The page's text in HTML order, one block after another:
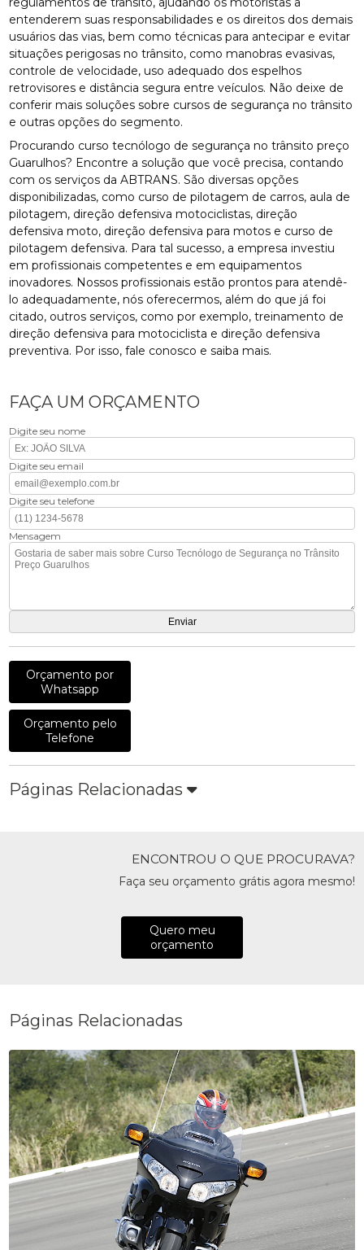
entenderem suas responsabilidades e os direitos dos demais
usuários das vias, bem como técnicas para antecipar e evitar
situações perigosas no trânsito, como manobras evasivas,
controle de velocidade, uso adequado dos espelhos
retrovisores e distância segura entre veículos. Não deixe de
conferir mais soluções sobre cursos de segurança no trânsito
e outras opções do segmento.
Procurando curso tecnólogo de segurança no trânsito preço
Guarulhos? Encontre a solução que você precisa, contando
com os serviços da ABTRANS. São diversas opções
disponibilizadas, como curso de pilotagem de carros, aula de
pilotagem, direção defensiva motociclistas, direção
defensiva moto, direção defensiva para motos e curso de
pilotagem defensiva. Para tal sucesso, a empresa investiu
em profissionais competentes e em equipamentos
inovadores. Nossos profissionais estão prontos para atendê-
lo adequadamente, nós oferecermos, além do que já foi
citado, outros serviços, como por exemplo, treinamento de
direção defensiva para motociclista e direção defensiva
preventiva. Por isso, fale conosco e saiba mais.
FAÇA UM ORÇAMENTO
Digite seu nome
Digite seu email
Digite seu telefone
Mensagem
Orçamento por
Whatsapp
Orçamento pelo
Telefone
Páginas Relacionadas
ENCONTROU O QUE PROCURAVA?
Faça seu orçamento grátis agora mesmo!
Quero meu
orçamento
Páginas Relacionadas